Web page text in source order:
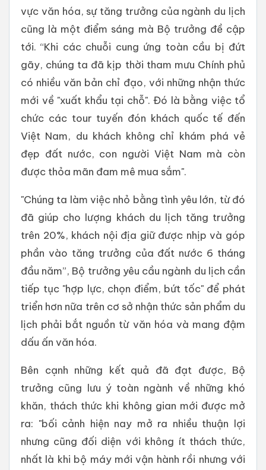
vực văn hóa, sự tăng trưởng của ngành du lịch
cũng là một điểm sáng mà Bộ trưởng đề cập
tới. “Khi các chuỗi cung ứng toàn cầu bị đứt
gãy, chúng ta đã kịp thời tham mưu Chính phủ
có nhiều văn bản chỉ đạo, với những nhận thức
mới về "xuất khẩu tại chỗ". Đó là bằng việc tổ
chức các tour tuyến đón khách quốc tế đến
Việt Nam, du khách không chỉ khám phá vẻ
đẹp đất nước, con người Việt Nam mà còn
được thỏa mãn đam mê mua sắm".
"Chúng ta làm việc nhỏ bằng tình yêu lớn, từ đó
đã giúp cho lượng khách du lịch tăng trưởng
trên 20%, khách nội địa giữ được nhịp và góp
phần vào tăng trưởng của đất nước 6 tháng
đầu năm”, Bộ trưởng yêu cầu ngành du lịch cần
tiếp tục "hợp lực, chọn điểm, bứt tốc" để phát
triển hơn nữa trên cơ sở nhận thức sản phẩm du
lịch phải bắt nguồn từ văn hóa và mang đậm
dấu ấn văn hóa.
Bên cạnh những kết quả đã đạt được, Bộ
trưởng cũng lưu ý toàn ngành về những khó
khăn, thách thức khi không gian mới được mở
ra: "bối cảnh hiện nay mở ra nhiều thuận lợi
nhưng cũng đối diện với không ít thách thức,
nhất là khi bộ máy mới vận hành rồi nhưng với